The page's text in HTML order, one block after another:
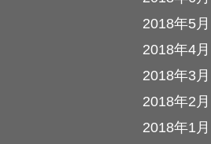
2018年5月
2018年4月
2018年3月
2018年2月
2018年1月